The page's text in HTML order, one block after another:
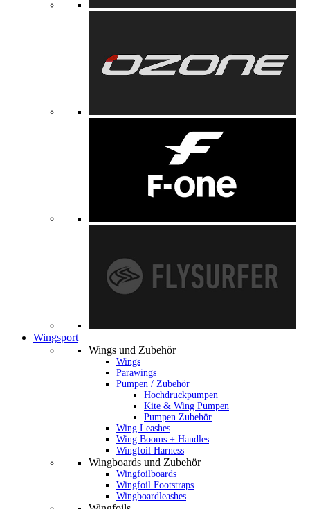
Wingsport
Wings und Zubehör
Wings
Parawings
Pumpen / Zubehör
Hochdruckpumpen
Kite & Wing Pumpen
Pumpen Zubehör
Wing Leashes
Wing Booms + Handles
Wingfoil Harness
Wingboards und Zubehör
Wingfoilboards
Wingfoil Footstraps
Wingboardleashes